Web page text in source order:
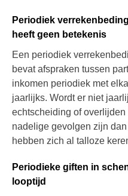
Periodiek
heeft geen betekenis
Een periodiek
bevat afspraken tussen
inkomen periodiek met
jaarlijks. Wordt er niet
echtscheiding of
nadelige gevolgen zijn
hebben zich al talloze
Periodieke giften in
looptijd